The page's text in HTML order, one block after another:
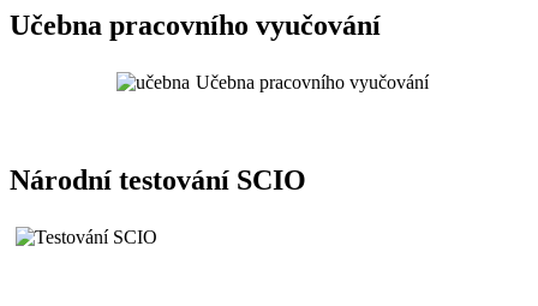
Učebna pracovního vyučování
Učebna pracovního vyučování
Národní testování SCIO